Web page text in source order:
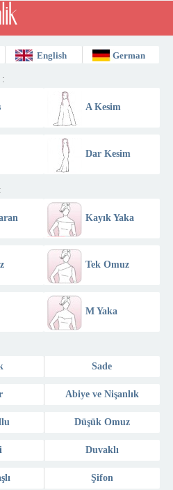
English German
:
A Kesim
Dar Kesim
Kayık Yaka
Tek Omuz
M Yaka
Sade
Abiye ve Nişanlık
Düşük Omuz
Duvaklı
Şifon